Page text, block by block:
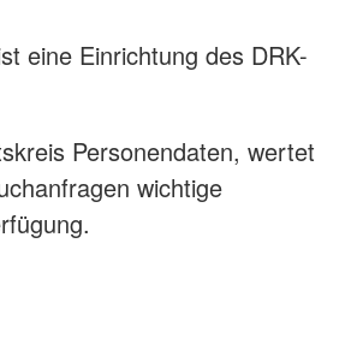
eine Einrichtung des DRK-
Personendaten, wertet
wichtige